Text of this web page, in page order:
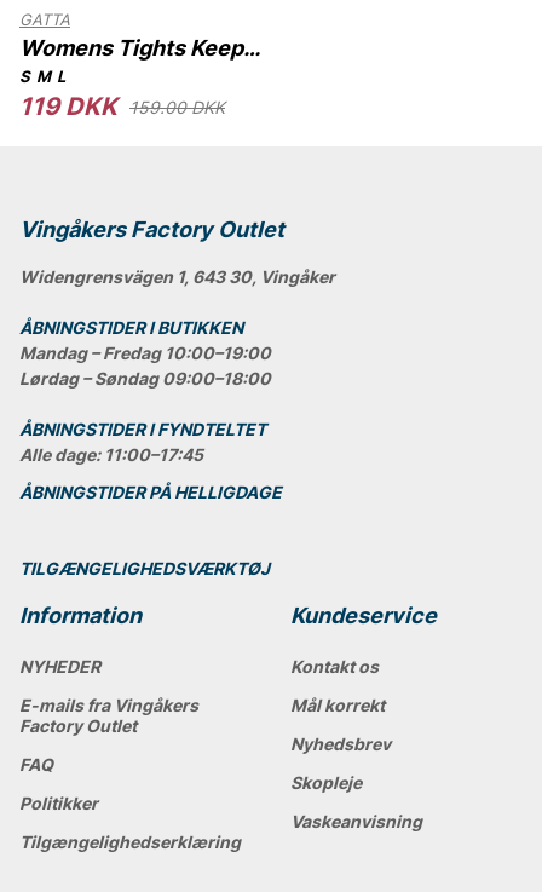
GATTA
Womens Tights Keep
Hot Gatta
S M L
119 DKK 159.00 DKK
Vingåkers Factory Outlet
Widengrensvägen 1, 643 30, Vingåker
ÅBNINGSTIDER I BUTIKKEN
Mandag – Fredag 10:00–19:00
Lørdag – Søndag 09:00–18:00
ÅBNINGSTIDER I FYNDTELTET
Alle dage: 11:00–17:45
ÅBNINGSTIDER PÅ HELLIGDAGE
TILGÆNGELIGHEDSVÆRKTØJ
Information
NYHEDER
E-mails fra Vingåkers
Factory Outlet
FAQ
Politikker
Tilgængelighedserklæring
Kundeservice
Kontakt os
Mål korrekt
Nyhedsbrev
Skopleje
Vaskeanvisning